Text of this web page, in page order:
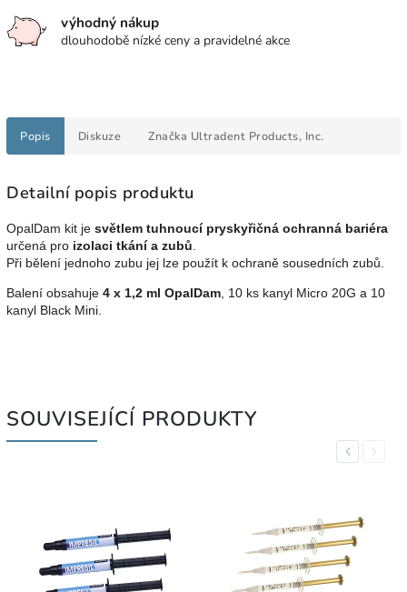
výhodný nákup
dlouhodobě nízké ceny a pravidelné akce
Popis Diskuze Značka Ultradent Products, Inc.
Detailní popis produktu
OpalDam kit je světlem tuhnoucí pryskyřičná ochranná bariéra
určená pro izolaci tkání a zubů
Při bělení jednoho zubu jej lze použít k ochraně sousedních zubů.
Balení obsahuje 4 x 1,2 ml OpalDam , 10 ks kanyl Micro 20G a 10
kanyl Black Mini.
SOUVISEJÍCÍ PRODUKTY
PreviousNext